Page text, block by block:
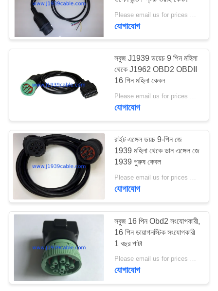
যোগাযোগ
সবুজ J1939 ডয়েচ 9 পিন মহিলা
থেকে J1962 OBD2 OBDII
16 পিন মহিলা কেবল
Please email us for prices MOQ:100 PCS
যোগাযোগ
রাইট এঙ্গেল ডয়চ 9-পিন জে
1939 মহিলা থেকে ডান এঙ্গেল জে
1939 পুরুষ কেবল
Please email us for prices MOQ:100 PCS
যোগাযোগ
সবুজ 16 পিন Obd2 সংযোগকারী,
16 পিন ডায়াগনস্টিক সংযোগকারী
1 বছর পাটা
Please email us for prices MOQ:100 PCS
যোগাযোগ